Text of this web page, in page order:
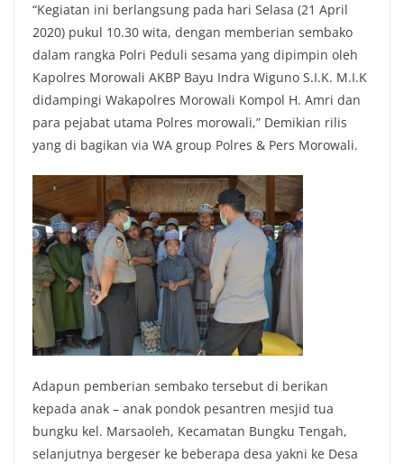
“Kegiatan ini berlangsung pada hari Selasa (21 April
2020) pukul 10.30 wita, dengan memberian sembako
dalam rangka Polri Peduli sesama yang dipimpin oleh
Kapolres Morowali AKBP Bayu Indra Wiguno S.I.K. M.I.K
didampingi Wakapolres Morowali Kompol H. Amri dan
para pejabat utama Polres morowali,” Demikian rilis
yang di bagikan via WA group Polres & Pers Morowali.
Adapun pemberian sembako tersebut di berikan
kepada anak – anak pondok pesantren mesjid tua
bungku kel. Marsaoleh, Kecamatan Bungku Tengah,
selanjutnya bergeser ke beberapa desa yakni ke Desa